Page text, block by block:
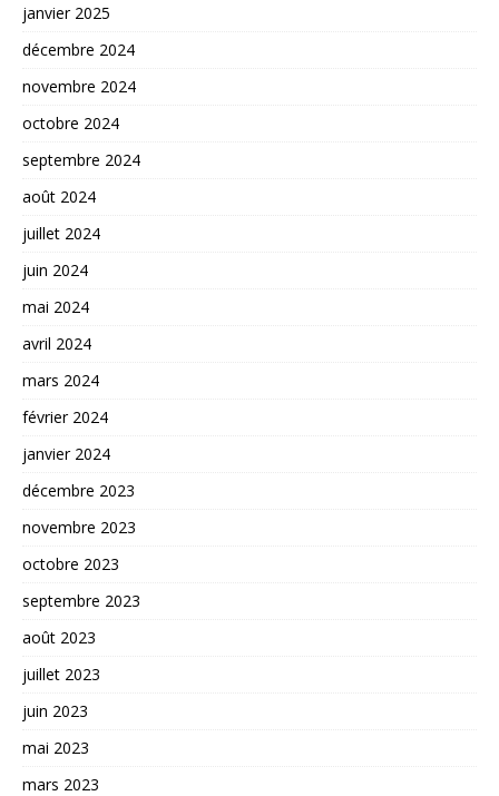
janvier 2025
décembre 2024
novembre 2024
octobre 2024
septembre 2024
août 2024
juillet 2024
juin 2024
mai 2024
avril 2024
mars 2024
février 2024
janvier 2024
décembre 2023
novembre 2023
octobre 2023
septembre 2023
août 2023
juillet 2023
juin 2023
mai 2023
mars 2023